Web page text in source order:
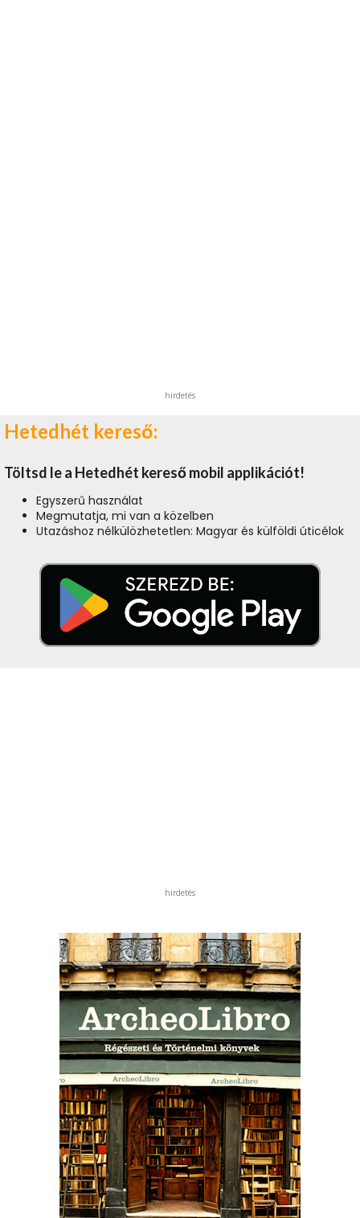
hirdetés
Hetedhét kereső:
Töltsd le a Hetedhét kereső mobil applikációt!
Egyszerű használat
Megmutatja, mi van a közelben
Utazáshoz nélkülözhetetlen: Magyar és külföldi úticélok
hirdetés